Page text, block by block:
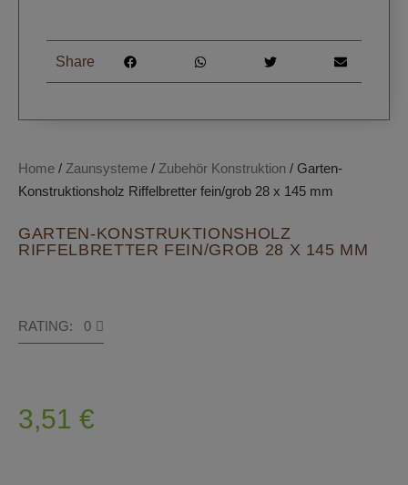
Home / Zaunsysteme / Zubehör Konstruktion / Garten-
Konstruktionsholz Riffelbretter fein/grob 28 x 145 mm
GARTEN-KONSTRUKTIONSHOLZ
RIFFELBRETTER FEIN/GROB 28 X 145 MM
RATING: 0
3,51 €
Share